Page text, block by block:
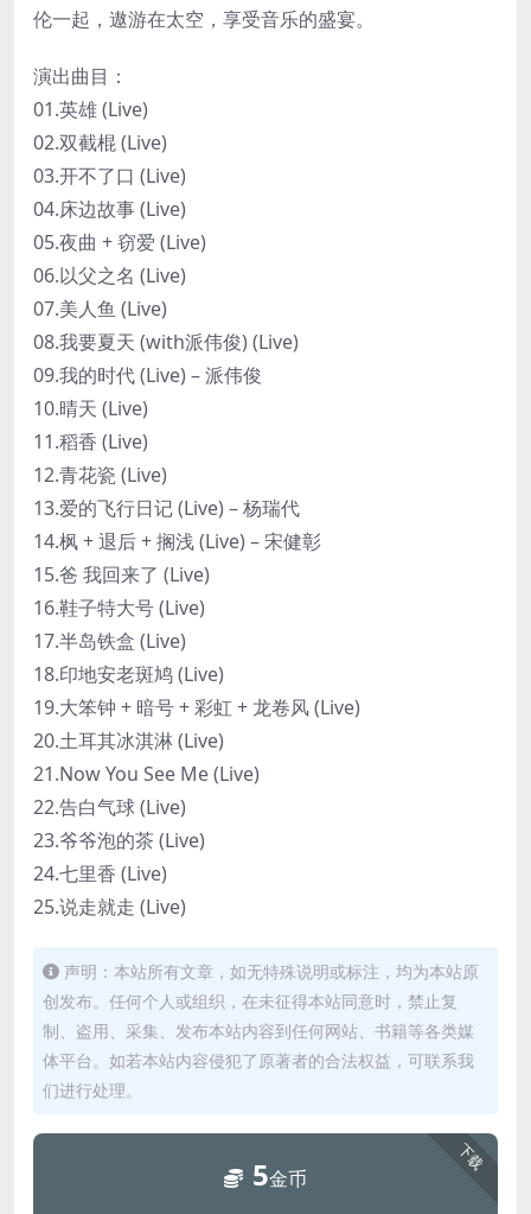
伦一起，遨游在太空，享受音乐的盛宴。
演出曲目：
01.英雄 (Live)
02.双截棍 (Live)
03.开不了口 (Live)
04.床边故事 (Live)
05.夜曲 + 窃爱 (Live)
06.以父之名 (Live)
07.美人鱼 (Live)
08.我要夏天 (with派伟俊) (Live)
09.我的时代 (Live) – 派伟俊
10.晴天 (Live)
11.稻香 (Live)
12.青花瓷 (Live)
13.爱的飞行日记 (Live) – 杨瑞代
14.枫 + 退后 + 搁浅 (Live) – 宋健彰
15.爸 我回来了 (Live)
16.鞋子特大号 (Live)
17.半岛铁盒 (Live)
18.印地安老斑鸠 (Live)
19.大笨钟 + 暗号 + 彩虹 + 龙卷风 (Live)
20.土耳其冰淇淋 (Live)
21.Now You See Me (Live)
22.告白气球 (Live)
23.爷爷泡的茶 (Live)
24.七里香 (Live)
25.说走就走 (Live)
声明：本站所有文章，如无特殊说明或标注，均为本站原
创发布。任何个人或组织，在未征得本站同意时，禁止复
制、盗用、采集、发布本站内容到任何网站、书籍等各类媒
体平台。如若本站内容侵犯了原著者的合法权益，可联系我
们进行处理。
下载
5金币